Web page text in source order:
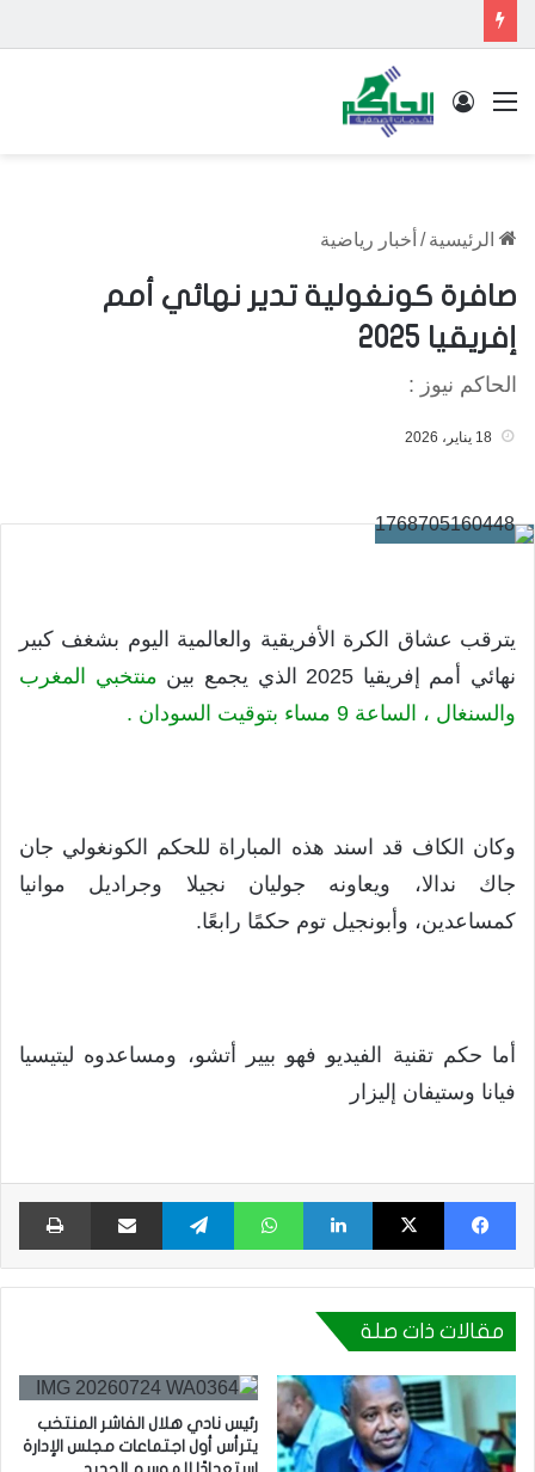
القائمة تسجيل الدخول
الرئيسية / أخبار رياضية
صافرة كونغولية تدير نهائي أمم
إفريقيا 2025
الحاكم نيوز :
18 يناير، 2026
يترقب عشاق الكرة الأفريقية والعالمية اليوم بشغف كبير
نهائي أمم إفريقيا 2025 الذي يجمع بين
منتخبي المغرب
والسنغال ، الساعة 9 مساء بتوقيت السودان .
وكان الكاف قد اسند هذه المباراة للحكم الكونغولي جان
جاك ندالا، ويعاونه جوليان نجيلا وجراديل موانيا
كمساعدين، وأبونجيل توم حكمًا رابعًا.
أما حكم تقنية الفيديو فهو بيير أتشو، ومساعدوه ليتيسيا
فيانا وستيفان إليزار
فيسبوك X لينكدإن واتساب تيلقرام مشاركة عبر البريد
مقالات ذات صلة
رئيس نادي هلال الفاشر المنتخب
يترأس أول اجتماعات مجلس الإدارة